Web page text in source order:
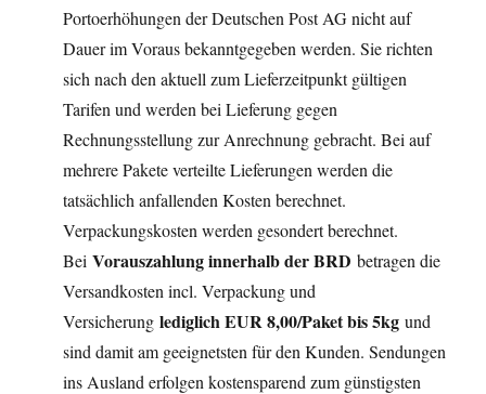
Portoerhöhungen der Deutschen Post AG nicht auf
Dauer im Voraus bekanntgegeben werden. Sie richten
sich nach den aktuell zum Lieferzeitpunkt gültigen
Tarifen und werden bei Lieferung gegen
Rechnungsstellung zur Anrechnung gebracht. Bei auf
mehrere Pakete verteilte Lieferungen werden die
tatsächlich anfallenden Kosten berechnet.
Verpackungskosten werden gesondert berechnet.
BeiVorauszahlung innerhalb der BRD betragen die
Versandkosten incl. Verpackung und
Versicherunglediglich EUR 8,00/Paket bis 5kgund
sind damit am geeignetsten für den Kunden. Sendungen
ins Ausland erfolgen kostensparend zum günstigsten